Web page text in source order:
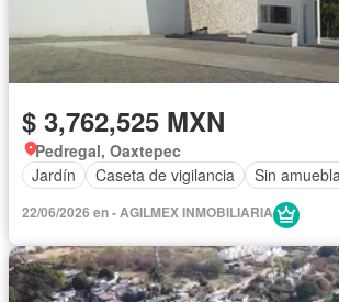
$ 3,762,525 MXN
Pedregal, Oaxtepec
Jardín
Caseta de vigilancia Sin
22/06/2026 en - AGILMEX INMOBILIARIA